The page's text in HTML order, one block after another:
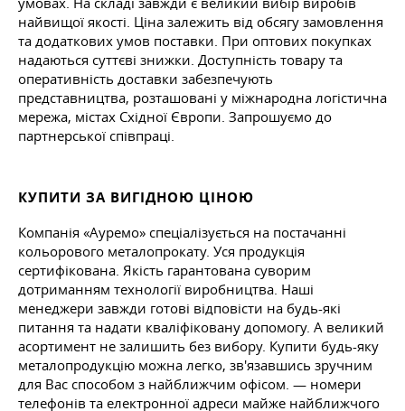
найвищої якості. Ціна залежить від обсягу замовлення
та додаткових умов поставки. При оптових покупках
надаються суттєві знижки. Доступність товару та
оперативність доставки забезпечують
представництва, розташовані у міжнародна логістична
мережа, містах Східної Європи. Запрошуємо до
партнерської співпраці.
КУПИТИ ЗА ВИГІДНОЮ ЦІНОЮ
Компанія «Ауремо» спеціалізується на постачанні
кольорового металопрокату. Уся продукція
сертифікована. Якість гарантована суворим
дотриманням технології виробництва. Наші
менеджери завжди готові відповісти на будь-які
питання та надати кваліфіковану допомогу. А великий
асортимент не залишить без вибору. Купити будь-яку
металопродукцію можна легко, зв'язавшись зручним
для Вас способом з найближчим офісом. — номери
телефонів та електронної адреси майже найближчого